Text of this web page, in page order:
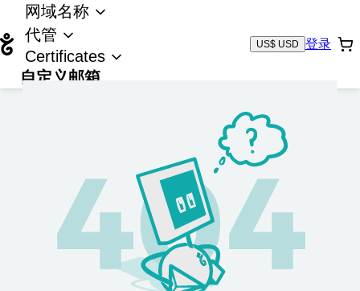
网域名称
代管
Certificates
自定义邮箱
US$ USD 登录